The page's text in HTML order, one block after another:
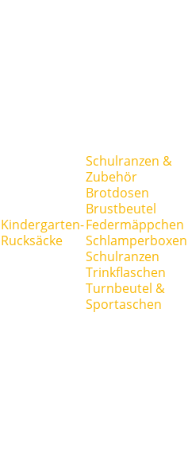
Kindergarten-
Rucksäcke
Schulranzen &
Zubehör
Brotdosen
Brustbeutel
Federmäppchen
Schlamperboxen
Schulranzen
Trinkflaschen
Turnbeutel &
Sportaschen